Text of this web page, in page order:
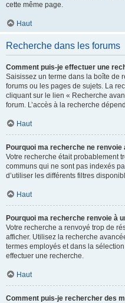
cette même page.
Haut
Recherche dans les forums
Comment puis-je effectuer une
Saisissez un terme dans la boîte de
forums ou les pages de sujets. La
cliquant sur le lien « Recherche
forum. L’accès à la recherche
Haut
Pourquoi ma recherche ne renvoie
Votre recherche était probablement
communs qui ne sont pas indexés
d’utiliser les différents filtres
Haut
Pourquoi ma recherche renvoie à
Votre recherche a renvoyé trop de
afficher. Utilisez la recherche
termes employés et dans la
effectuer une recherche.
Haut
Comment puis-je rechercher des